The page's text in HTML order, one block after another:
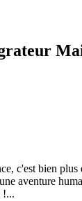
c'est bien plus
aventure
!...